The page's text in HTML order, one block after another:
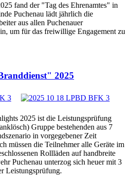
fand der "Tag des Ehrenamtes" in
Puchenau lädt jährlich die
aus allen Puchenauer
um für das freiwillige Engagement zu
2025
2025 ist die Leistungsprüfung
Gruppe bestehenden aus 7
in vorgegebener Zeit
müssen die Teilnehmer alle Geräte im
Rollläden auf handbreite
Puchenau unterzog sich heuer mit 3
Leistungsprüfung.